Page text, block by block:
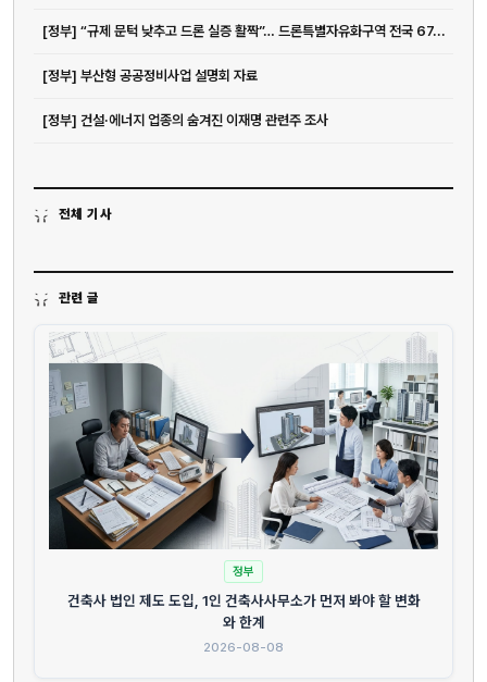
[정부] “규제 문턱 낮추고 드론 실증 활짝”… 드론특별자유화구역 전국 67...
[정부] 부산형 공공정비사업 설명회 자료
[정부] 건설·에너지 업종의 숨겨진 이재명 관련주 조사
전체 기사
관련 글
정부
건축사 법인 제도 도입, 1인 건축사사무소가 먼저 봐야 할 변화
와 한계
2026-08-08